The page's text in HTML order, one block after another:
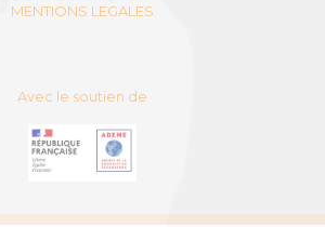
MENTIONS LEGALES
Avec le soutien de